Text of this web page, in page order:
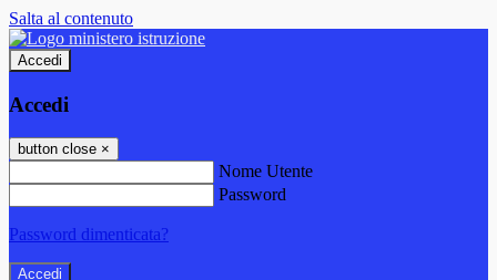
Salta al contenuto
Accedi
Accedi
button close ×
Nome Utente
Password
Password dimenticata?